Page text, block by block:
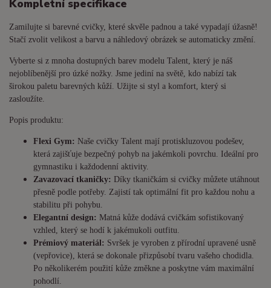
Kompletní specifikace
Zamilujte si barevné cvičky, které skvěle padnou a také vypadají úžasně!
Stačí zvolit velikost a barvu a náhledový obrázek se automaticky změní.
Vyberte si z mnoha dostupných barev modelu Talent, který je náš
nejoblíbenější pro úzké nožky. Jsme jediní na světě, kdo nabízí tak
širokou paletu barevných kůží. Užijte si styl a komfort, který si
zasloužíte.
Popis produktu:
Flexi Gym: Naše cvičky Talent mají protiskluzovou podešev,
která zajišťuje bezpečný pohyb na jakémkoli povrchu. Ideální pro
gymnastiku i každodenní aktivity.
Zavazovací tkaničky: Díky tkaničkám si cvičky můžete utáhnout
přesně podle potřeby. Zajistí tak optimální fit pro každou nohu a
stabilitu při pohybu.
Elegantní design: Matná kůže dodává cvičkám sofistikovaný
vzhled, který se hodí k jakémukoli outfitu.
Prémiový materiál: Svršek je vyroben z přírodní upravené usně
(vepřovice), která se dokonale přizpůsobí tvaru vašeho chodidla.
Po několikerém použití kůže změkne a poskytne vám maximální
pohodlí.